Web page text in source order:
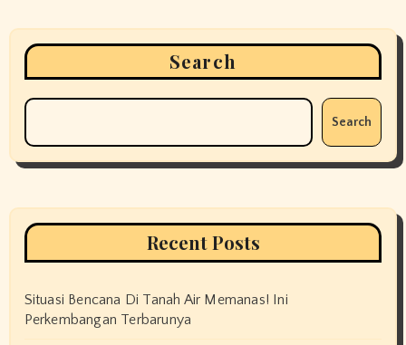
Search
Search
Recent Posts
Situasi Bencana Di Tanah Air Memanas! Ini
Perkembangan Terbarunya